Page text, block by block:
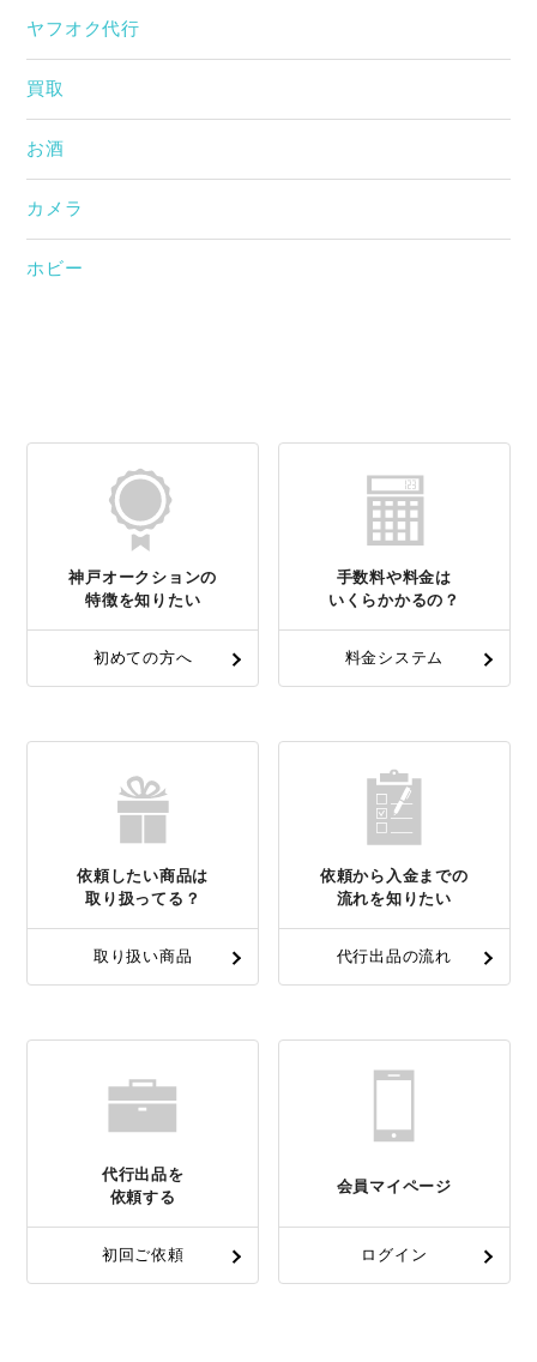
ヤフオク代行
買取
お酒
カメラ
ホビー
神戸オークションの
特徴を知りたい
初めての方へ
手数料や料金は
いくらかかるの？
料金システム
依頼したい商品は
取り扱ってる？
取り扱い商品
依頼から入金までの
流れを知りたい
代行出品の流れ
代行出品を
依頼する
初回ご依頼
会員マイページ
ログイン